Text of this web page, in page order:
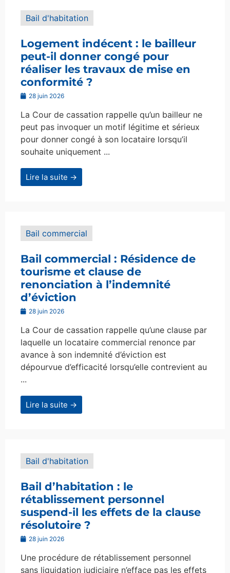
Bail d'habitation
Logement indécent : le bailleur
peut-il donner congé pour
réaliser les travaux de mise en
conformité ?
28 juin 2026
La Cour de cassation rappelle qu’un bailleur ne
peut pas invoquer un motif légitime et sérieux
pour donner congé à son locataire lorsqu’il
souhaite uniquement ...
Lire la suite →
Bail commercial
Bail commercial : Résidence de
tourisme et clause de
renonciation à l’indemnité
d’éviction
28 juin 2026
La Cour de cassation rappelle qu’une clause par
laquelle un locataire commercial renonce par
avance à son indemnité d’éviction est
dépourvue d’efficacité lorsqu’elle contrevient au
...
Lire la suite →
Bail d'habitation
Bail d’habitation : le
rétablissement personnel
suspend-il les effets de la clause
résolutoire ?
28 juin 2026
Une procédure de rétablissement personnel
sans liquidation judiciaire n’efface pas les effets